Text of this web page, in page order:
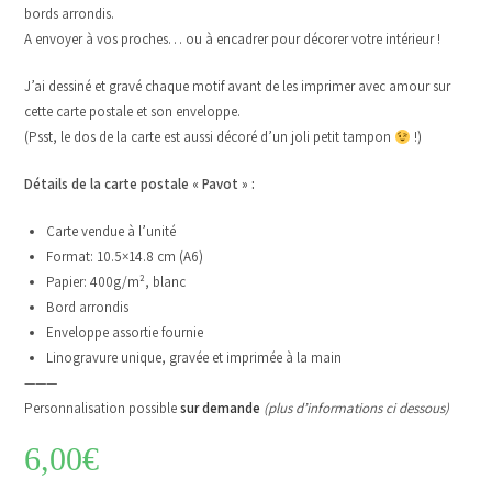
bords arrondis.
A envoyer à vos proches… ou à encadrer pour décorer votre intérieur !
J’ai dessiné et gravé chaque motif avant de les imprimer avec amour sur
cette carte postale et son enveloppe.
(Psst, le dos de la carte est aussi décoré d’un joli petit tampon
!)
Détails de la carte postale « Pavot » :
Carte vendue à l’unité
Format: 10.5×14.8 cm (A6)
Papier: 400g/m², blanc
Bord arrondis
Enveloppe assortie fournie
Linogravure unique, gravée et imprimée à la main
———
Personnalisation possible sur demande (plus d’informations ci dessous)
6,00€